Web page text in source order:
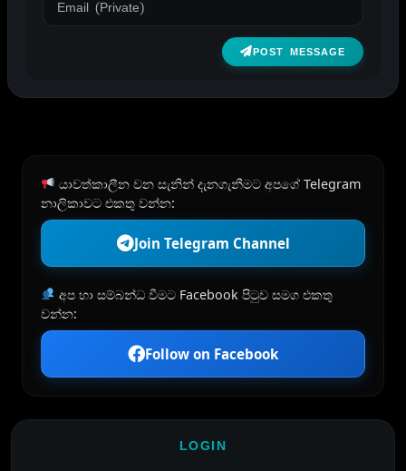
POST MESSAGE
යාවත්කාලීන වන සැනින් දැනගැනීමට අපගේ Telegram
නාලිකාවට එකතු වන්න:
Join Telegram Channel
අප හා සම්බන්ධ වීමට Facebook පිටුව සමග එකතු
වන්න:
Follow on Facebook
LOGIN